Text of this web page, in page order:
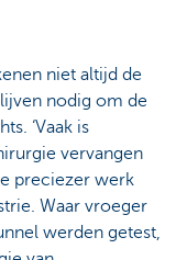
niet altijd de
nodig om de
‘Vaak is
vervangen
preciezer werk
Waar vroeger
werden getest,